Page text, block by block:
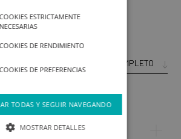
CATÁLOGO COMPLETO
COOKIES ESTRICTAMENTE
NECESARIAS
COOKIES DE RENDIMIENTO
COOKIES DE PREFERENCIAS
TODAS Y SEGUIR NAVEGANDO
MOSTRAR DETALLES